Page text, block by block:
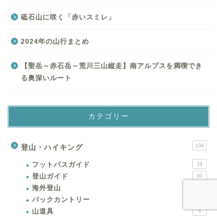
砥石山に咲く「赤いスミレ」
2024年の山行まとめ
【聖岳～赤石岳～荒川三山縦走】南アルプスを満喫でき
る奥深いルート
カテゴリー
登山・ハイキング 104
フットパスガイド 19
登山ガイド 60
海外登山
バックカントリー
山道具 4